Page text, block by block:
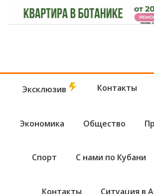
Эксклюзив Контакты
Экономика Общество
Спорт С нами по Кубани
Контакты Ситуация в